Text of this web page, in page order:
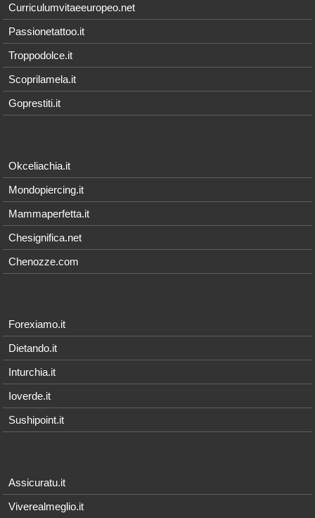
Curriculumvitaeeuropeo.net
Passionetattoo.it
Troppodolce.it
Scoprilamela.it
Goprestiti.it
Okceliachia.it
Mondopiercing.it
Mammaperfetta.it
Chesignifica.net
Chenozze.com
Forexiamo.it
Dietando.it
Inturchia.it
Ioverde.it
Sushipoint.it
Assicuratu.it
Viverealmeglio.it